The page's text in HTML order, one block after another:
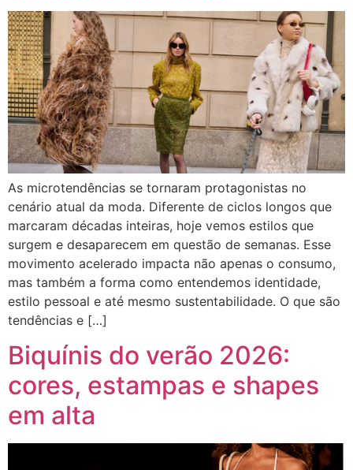
As microtendências se tornaram protagonistas no
cenário atual da moda. Diferente de ciclos longos que
marcaram décadas inteiras, hoje vemos estilos que
surgem e desaparecem em questão de semanas. Esse
movimento acelerado impacta não apenas o consumo,
mas também a forma como entendemos identidade,
estilo pessoal e até mesmo sustentabilidade. O que são
tendências e […]
Biquínis do verão 2026:
cores, estampas e shapes
em alta